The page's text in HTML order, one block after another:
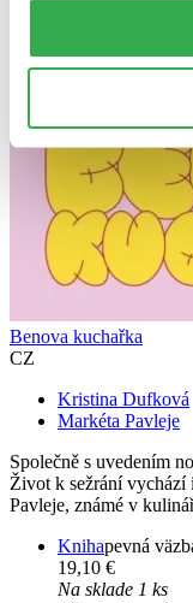
Benova kuchařka
CZ
Kristina Dufková
Markéta Pavleje
Společně s uvedením
Život k sežrání vychází
Pavleje, známé v
Knihapevná
19,10 €
Na sklade 1 ks